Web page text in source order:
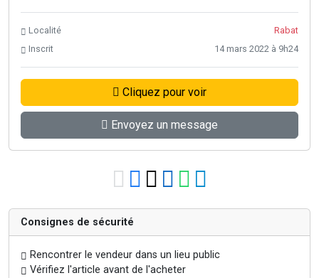
Localité
Rabat
Inscrit
14 mars 2022 à 9h24
Cliquez pour voir
Envoyez un message
Consignes de sécurité
Rencontrer le vendeur dans un lieu public
Vérifiez l'article avant de l'acheter